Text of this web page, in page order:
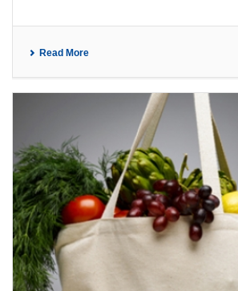
Read More